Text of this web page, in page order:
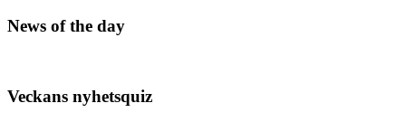
News of the day
Veckans nyhetsquiz